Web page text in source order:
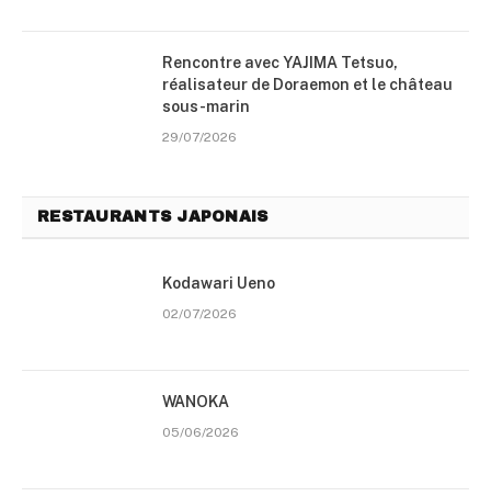
Rencontre avec YAJIMA Tetsuo,
réalisateur de Doraemon et le château
sous-marin
29/07/2026
RESTAURANTS JAPONAIS
Kodawari Ueno
02/07/2026
WANOKA
05/06/2026